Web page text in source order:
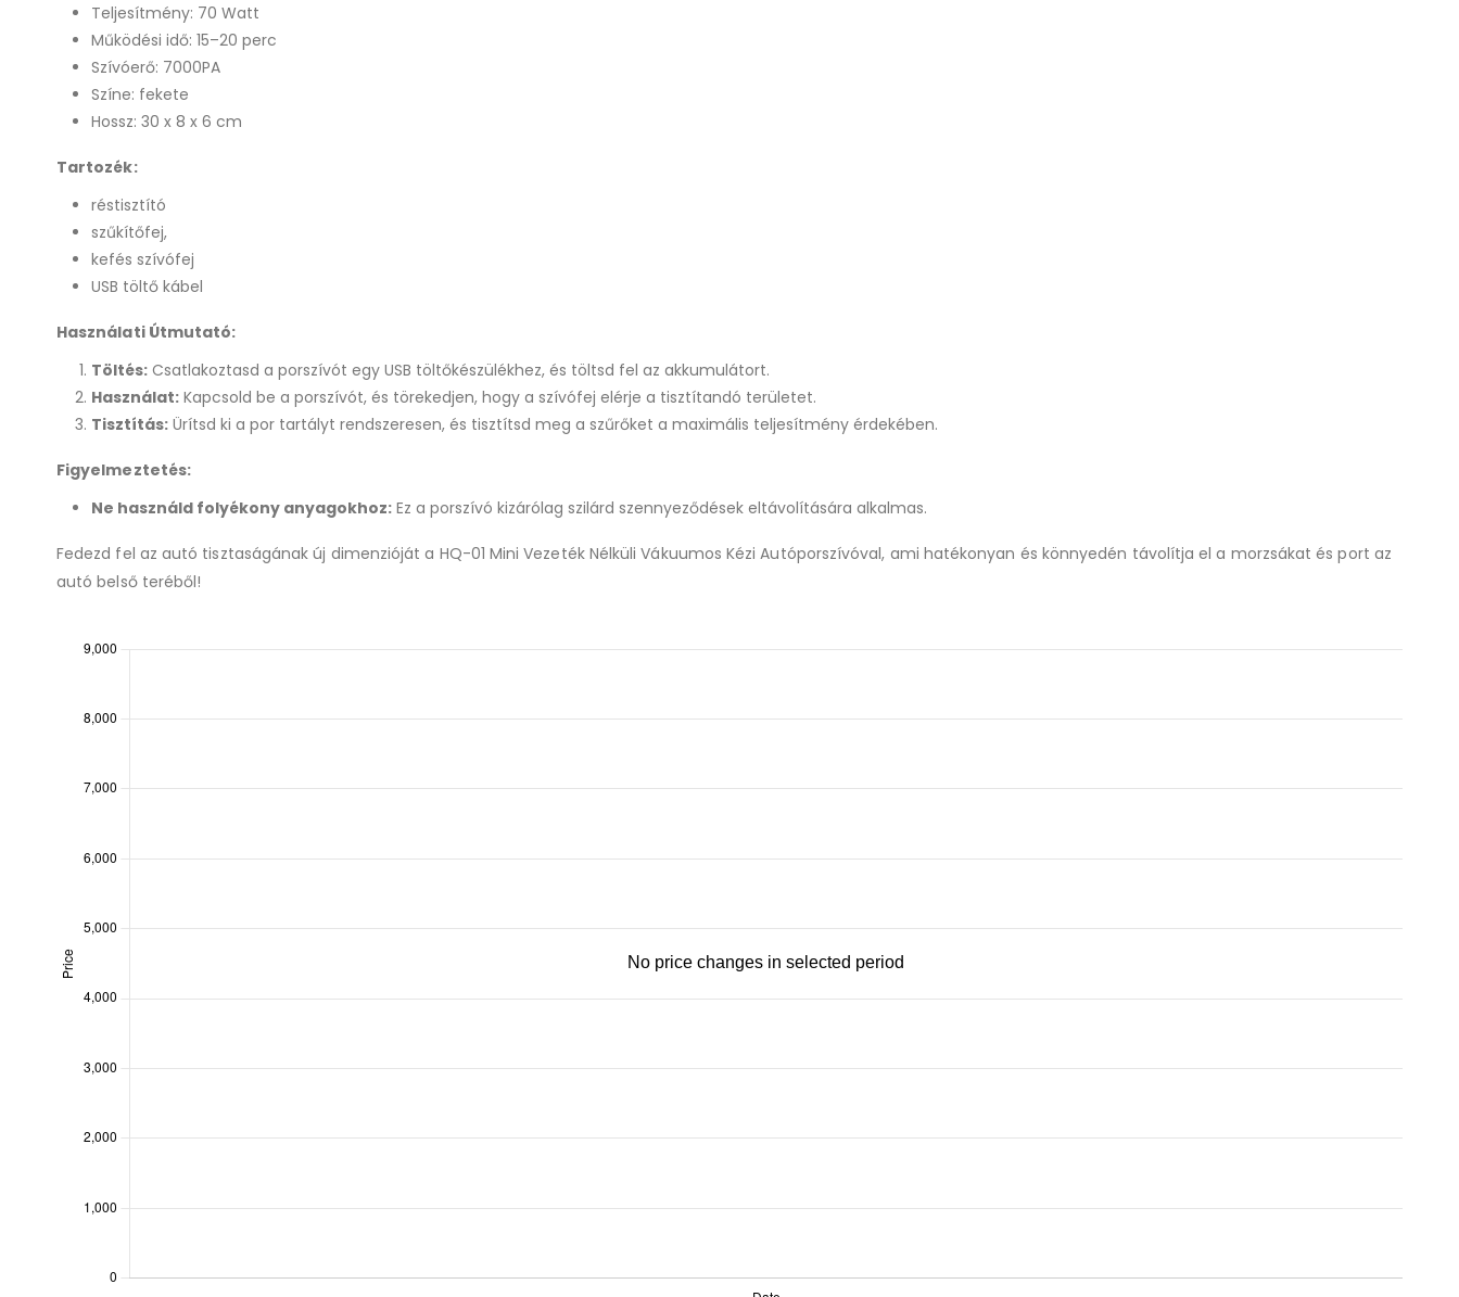
Teljesítmény: 70 Watt
Működési idő: 15–20 perc
Szívóerő: 7000PA
Színe: fekete
Hossz: 30 x 8 x 6 cm
Tartozék:
réstisztító
szűkítőfej,
kefés szívófej
USB töltő kábel
Használati Útmutató:
Töltés: Csatlakoztasd a porszívót egy USB töltőkészülékhez, és töltsd fel az akkumulátort.
Használat: Kapcsold be a porszívót, és törekedjen, hogy a szívófej elérje a tisztítandó területet.
Tisztítás: Ürítsd ki a por tartályt rendszeresen, és tisztítsd meg a szűrőket a maximális teljesítmény érdekében.
Figyelmeztetés:
Ne használd folyékony anyagokhoz: Ez a porszívó kizárólag szilárd szennyeződések eltávolítására alkalmas.
Fedezd fel az autó tisztaságának új dimenzióját a HQ-01 Mini Vezeték Nélküli Vákuumos Kézi Autóporszívóval, ami hatékonyan és könnyedén távolítja el a morzsákat és port az
autó belső teréből!